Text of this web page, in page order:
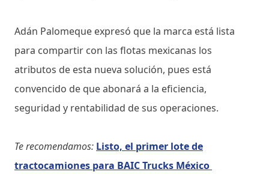
Adán Palomeque expresó que la marca está lista
para compartir con las flotas mexicanas los
atributos de esta nueva solución, pues está
convencido de que abonará a la eficiencia,
seguridad y rentabilidad de sus operaciones.
Te recomendamos: Listo, el primer lote de
tractocamiones para BAIC Trucks México